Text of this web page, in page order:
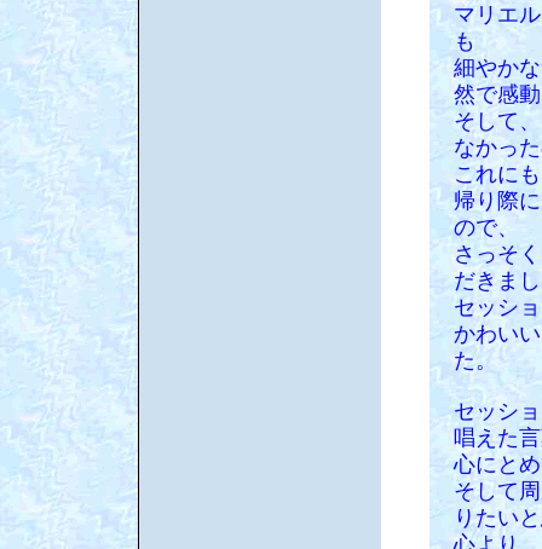
マリエ
も
細やか
然で感
そして
なかっ
これに
帰り際
ので、
さっそ
だきま
セッシ
かわい
た。
セッシ
唱えた
心にと
そして
りたい
心より